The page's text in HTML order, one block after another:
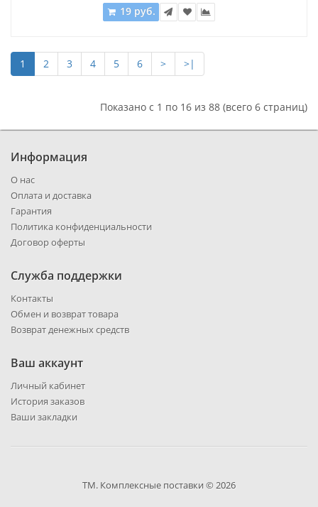
19 руб.
1 2 3 4 5 6 > >|
Показано с 1 по 16 из 88 (всего 6 страниц)
Информация
О нас
Оплата и доставка
Гарантия
Политика конфиденциальности
Договор оферты
Служба поддержки
Контакты
Обмен и возврат товара
Возврат денежных средств
Ваш аккаунт
Личный кабинет
История заказов
Ваши закладки
ТМ. Комплексные поставки © 2026